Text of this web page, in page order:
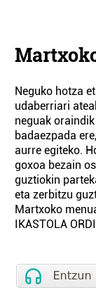
Neguko hotza
udaberriari
neguak
badaezpada
aurre egiteko.
goxoa bezain
guztiokin
eta zerbitzu
Martxoko
IKASTOLA